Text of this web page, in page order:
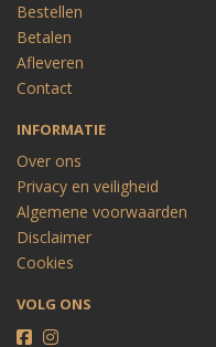
Bestellen
Betalen
Afleveren
Contact
INFORMATIE
Over ons
Privacy en veiligheid
Algemene voorwaarden
Disclaimer
Cookies
VOLG ONS